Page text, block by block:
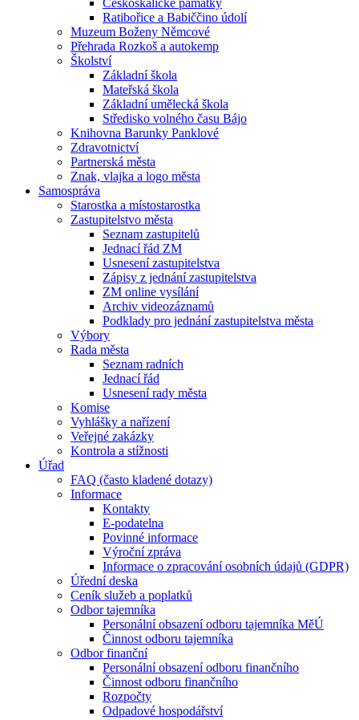
Českoskalické památky
Ratibořice a Babiččino údolí
Muzeum Boženy Němcové
Přehrada Rozkoš a autokemp
Školství
Základní škola
Mateřská škola
Základní umělecká škola
Středisko volného času Bájo
Knihovna Barunky Panklové
Zdravotnictví
Partnerská města
Znak, vlajka a logo města
Samospráva
Starostka a místostarostka
Zastupitelstvo města
Seznam zastupitelů
Jednací řád ZM
Usnesení zastupitelstva
Zápisy z jednání zastupitelstva
ZM online vysílání
Archiv videozáznamů
Podklady pro jednání zastupitelstva města
Výbory
Rada města
Seznam radních
Jednací řád
Usnesení rady města
Komise
Vyhlášky a nařízení
Veřejné zakázky
Kontrola a stížnosti
Úřad
FAQ (často kladené dotazy)
Informace
Kontakty
E-podatelna
Povinné informace
Výroční zpráva
Informace o zpracování osobních údajů (GDPR)
Úřední deska
Ceník služeb a poplatků
Odbor tajemníka
Personální obsazení odboru tajemníka MěÚ
Činnost odboru tajemníka
Odbor finanční
Personální obsazení odboru finančního
Činnost odboru finančního
Rozpočty
Odpadové hospodářství